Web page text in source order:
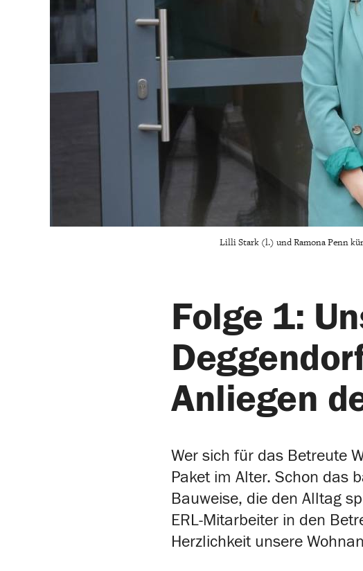
Lilli Stark (l.) und Ramona Penn
Folge 1:
Anliegen
Wer sich für das Betreute
Paket im Alter. Schon das
Bauweise, die den Alltag
ERL-Mitarbeiter in den
Herzlichkeit unsere